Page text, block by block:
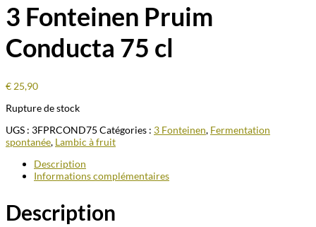
3 Fonteinen Pruim
Conducta 75 cl
€ 25,90
Rupture de stock
UGS : 3FPRCOND75 Catégories : 3 Fonteinen, Fermentation
spontanée, Lambic à fruit
Description
Informations complémentaires
Description